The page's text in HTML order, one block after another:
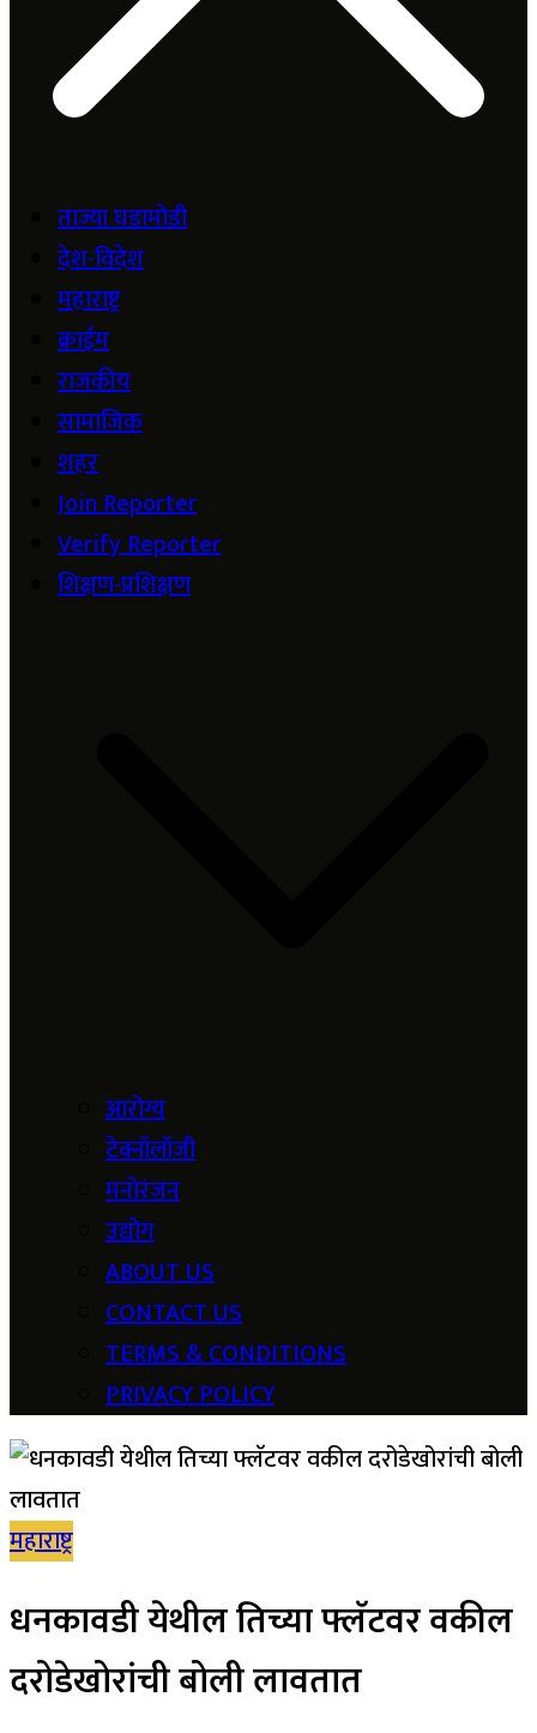
ताज्या घडामोडी
देश-विदेश
महाराष्ट्र
क्राईम
राजकीय
सामाजिक
शहर
Join Reporter
Verify Reporter
शिक्षण-प्रशिक्षण
आरोग्य
टेक्नॉलॉजी
मनोरंजन
उद्योग
ABOUT US
CONTACT US
TERMS & CONDITIONS
PRIVACY POLICY
महाराष्ट्र
धनकावडी येथील तिच्या फ्लॅटवर वकील
दरोडेखोरांची बोली लावतात